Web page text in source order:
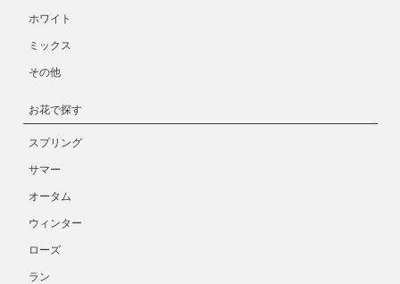
ホワイト
ミックス
その他
お花で探す
スプリング
サマー
オータム
ウィンター
ローズ
ラン